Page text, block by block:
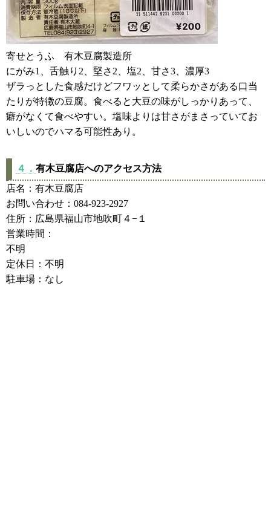
寄せとうふ 有木豆腐製造所
にがみ1、舌触り2、堅さ2、塩2、甘さ3、濃厚3
ザラっとした食感だけどフワッとして柔らかさがある口当
たりが特徴の豆腐。食べると大豆の味がしっかりあって、
癖がなくて食べやすい。塩味よりは甘さがまさっていてお
いしいのでハマる可能性あり。
４． 有木豆腐店へのアクセス方法
店名：有木豆腐店
お問い合わせ：084-923-2927
住所：広島県福山市地吹町４−１
営業時間：
不明
定休日：不明
駐車場：なし